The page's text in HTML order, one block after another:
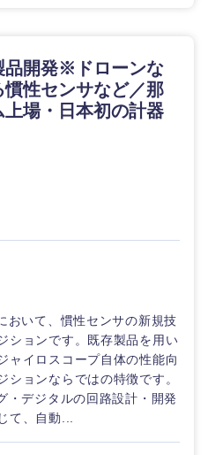
福井県
品開発※ドローンな
慣性センサなど／那
場・日本初の計器
おいて、慣性センサの新規技
ションです。既存製品を用い
ャイロスコープ自体の性能向
ションならではの特徴です。
・デジタルの回路設計・開発
て、自動...